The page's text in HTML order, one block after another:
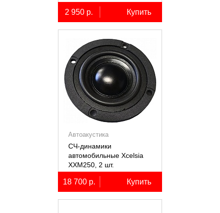
2 950 р. Купить
Автоакустика
СЧ-динамики
автомобильные Xcelsia
XXM250, 2 шт.
18 700 р. Купить